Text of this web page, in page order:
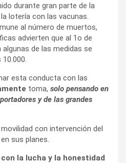
durante gran parte de la
lotería con las vacunas.
al número de muertos,
advierten que al 1o de
de las medidas se
esta conducta con las
toma, solo pensando en
y de las grandes
con intervención del
sus planes.
la lucha y la honestidad